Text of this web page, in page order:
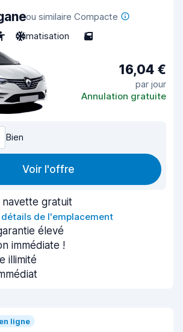
ou similaire Compacte
Climatisation 5
16,04 €
par jour
Annulation gratuite
Bien
Voir l'offre
navette gratuit
de l'emplacement
élevé
immédiate !
illimité
ligne